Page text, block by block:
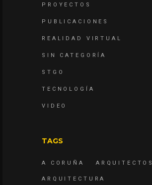
PROYECTOS
PUBLICACIONES
REALIDAD VIRTUAL
SIN CATEGORÍA
STGO
TECNOLOGÍA
VIDEO
TAGS
A CORUÑA ARQUITECTOS
ARQUITECTURA